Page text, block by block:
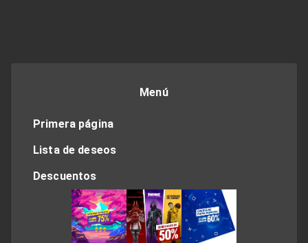
Menú
Primera página
Lista de deseos
Descuentos